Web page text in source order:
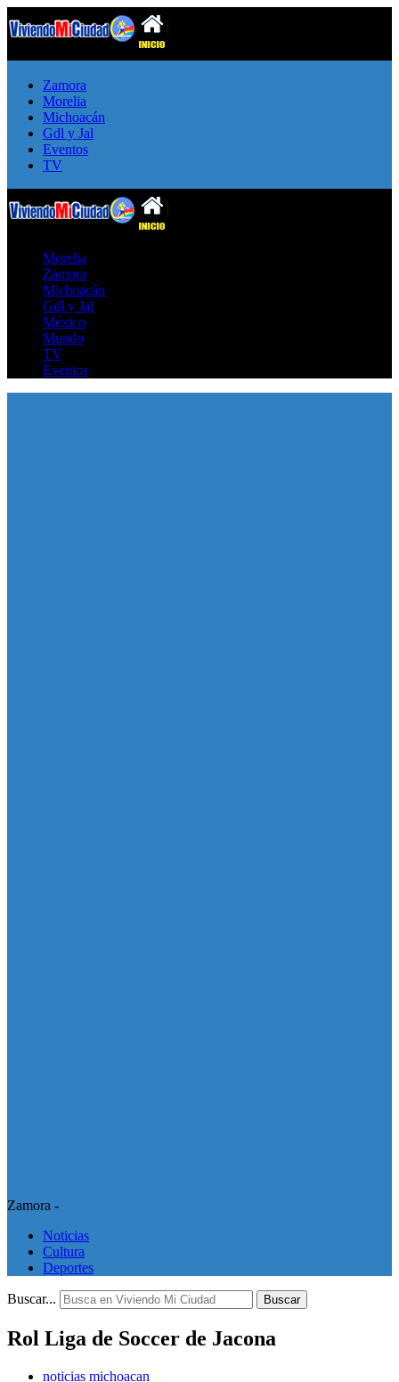
Zamora
Morelia
Michoacán
Gdl y Jal
Eventos
TV
Morelia
Zamora
Michoacán
Gdl y Jal
México
Mundo
TV
Eventos
Zamora -
Noticias
Cultura
Deportes
Buscar... Buscar
Rol Liga de Soccer de Jacona
noticias michoacan